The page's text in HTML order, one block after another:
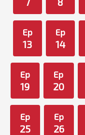
Ep
13
Ep
14
Ep
19
Ep
20
Ep
25
Ep
26